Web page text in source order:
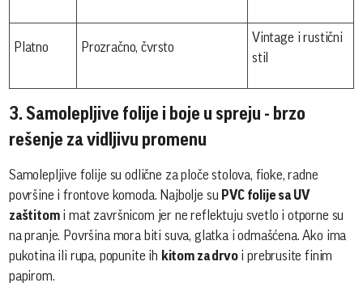
Platno Prozračno, čvrsto
Vintage i rustični
stil
3. Samolepljive folije i boje u spreju - brzo
rešenje za vidljivu promenu
Samolepljive folije su odlične za ploče stolova, fioke, radne
površine i frontove komoda. Najbolje su PVC folije sa UV
zaštitomi mat završnicom jer ne reflektuju svetlo i otporne su
na pranje. Površina mora biti suva, glatka i odmašćena. Ako ima
pukotina ili rupa, popunite ih kitom za drvoi prebrusite finim
papirom.